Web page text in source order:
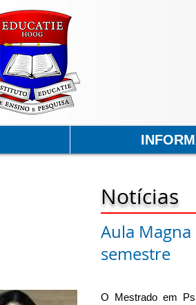
Notícias
Aula
semestre
O Mestrado em